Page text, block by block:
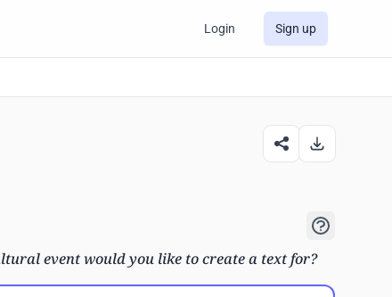
Login Sign up
event would you like to create a text for?